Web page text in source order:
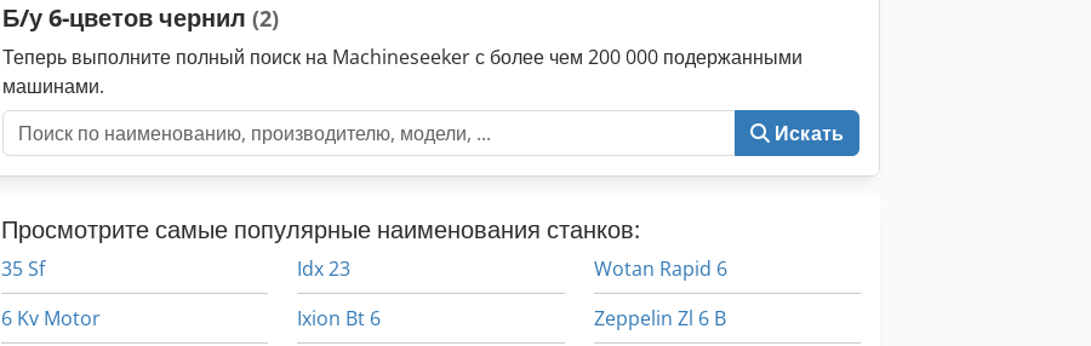
Б/у 6-цветов чернил (2)
Теперь выполните полный поиск на Machineseeker с более чем 200 000 подержанными
машинами.
Искать
Просмотрите самые популярные наименования станков:
35 Sf
6 Kv Motor
Idx 23
Ixion Bt 6
Wotan Rapid 6
Zeppelin Zl 6 B